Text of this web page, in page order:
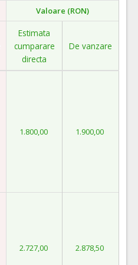
Valoare (RON)
Estimata
cumparare
directa
De vanzare
1.800,00 1.900,00
2.727,00 2.878,50